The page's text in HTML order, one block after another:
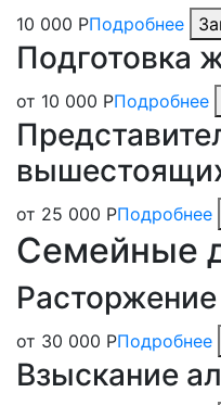
10 000 РПодробнее
Подготовка
от 10 000 РПодробнее
от 25 000 РПодробнее
Семейные
от 30 000 РПодробнее
Взыскание